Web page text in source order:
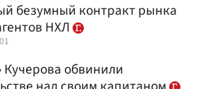
безумный контракт рынка
НХЛ
Кучерова обвинили